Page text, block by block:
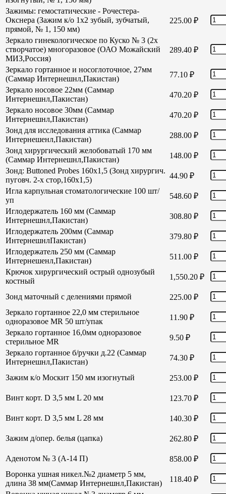
Зажимы: гемостатические - Рочестера-
Окснера (Зажим к/о 1х2 зубый, зубчатый,
прямой, № 1, 150 мм)
225.00 ₽
Зеркало гинекологическое по Куско № 3 (2х
створчатое) многоразовое (ОАО Можайский
МИЗ,Россия)
289.40 ₽
Зеркало гортанное и носоглоточное, 27мм
(Саммар Интернешнл,Пакистан)
77.10 ₽
Зеркало носовое 22мм (Саммар
Интернешнл,Пакистан)
470.20 ₽
Зеркало носовое 30мм (Саммар
Интернешнл,Пакистан)
470.20 ₽
Зонд для исследования аттика (Саммар
Интернешенл,Пакистан)
288.00 ₽
Зонд хирургический желобоватый 170 мм
(Саммар Интернешнл,Пакистан)
148.00 ₽
Зонд: Buttoned Probes 160х1,5 (Зонд хирургич.
пуговч. 2-х стор,160х1,5)
44.90 ₽
Игла карпульная стоматологические 100 шт/
уп
548.60 ₽
Иглодержатель 160 мм (Саммар
Интернешнл,Пакистан)
308.80 ₽
Иглодержатель 200мм (Саммар
ИнтернешнлПакистан)
379.80 ₽
Иглодержатель 250 мм (Саммар
Интернешенл,Пакистан)
511.00 ₽
Крючок хирургический острый однозубый
костный
1,550.20 ₽
Зонд маточный с делениями прямой 225.00 ₽
Зеркало гортанное 22,0 мм стерильное
одноразовое MR 50 шт/упак
11.90 ₽
Зеркало гортанное 16,0мм одноразовое
стерильное MR
9.50 ₽
Зеркало гортанное б/ручки д.22 (Саммар
Интернешнл,Пакистан)
74.30 ₽
Зажим к/о Москит 150 мм изогнутый 253.00 ₽
Винт корт. D 3,5 мм L 20 мм 123.70 ₽
Винт корт. D 3,5 мм L 28 мм 140.30 ₽
Зажим д/опер. белья (цапка) 262.80 ₽
Аденотом № 3 (А-14 П) 858.00 ₽
Воронка ушная никел.№2 диаметр 5 мм,
длина 38 мм(Саммар Интернешнл,Пакистан)
118.40 ₽